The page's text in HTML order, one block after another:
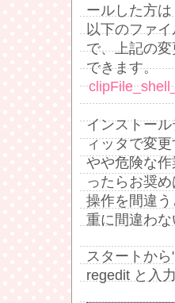
ールした方は
以下のファ
で、上記の変
できます。
インストー
ィッタで変
やや危険な
ったらお奨
操作を間違
重に間違わな
スタートか
regedit と入